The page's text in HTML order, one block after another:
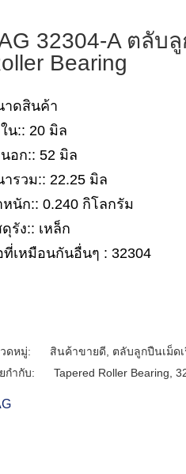
32304-A ตลับ
Bearing
าดสินค้า
น:: 20 มิล
นอก:: 52 มิล
ารวม:: 22.25 มิล
หนัก:: 0.240 กิโลกรัม
รัง:: เหล็ก
ที่เหมือนกันอื่นๆ : 32304
ดหมู่: สินค้าขายดี
ตลับลูกปืนเม็ดเ
กำกับ:
Tapered Roller Bearing